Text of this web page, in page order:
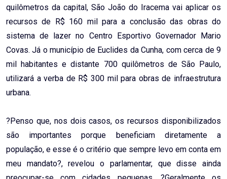
quilômetros da capital, São João do Iracema vai aplicar os
recursos de R$ 160 mil para a conclusão das obras do
sistema de lazer no Centro Esportivo Governador Mario
Covas. Já o município de Euclides da Cunha, com cerca de 9
mil habitantes e distante 700 quilômetros de São Paulo,
utilizará a verba de R$ 300 mil para obras de infraestrutura
urbana.
?Penso que, nos dois casos, os recursos disponibilizados
são importantes porque beneficiam diretamente a
população, e esse é o critério que sempre levo em conta em
meu mandato?, revelou o parlamentar, que disse ainda